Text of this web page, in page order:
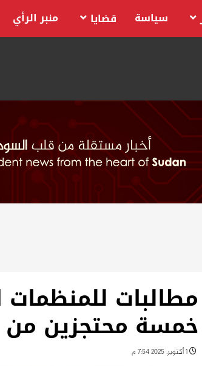
سياسة قضايا منبر الرأي
مطالبات للمنظمات
خمسة محتجزين
1 أكتوبر، 2025 7:54 م